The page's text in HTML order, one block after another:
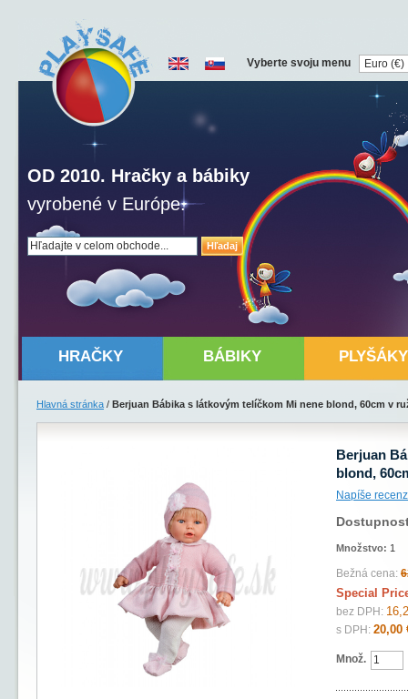
Hľadaj
OD 2010. Hračky a bábiky
vyrobené v Európe.
Vyberte svoju menu
HRAČKY BÁBIKY PLYŠÁKY
Hlavná stránka / Berjuan Bábika s látkovým telíčkom Mi nene blond, 60cm v
Berjuan
blond,
Napíše
Množstvo: 1
Bežná cena:
Special
bez DPH:
s DPH: 20,00
Množ.